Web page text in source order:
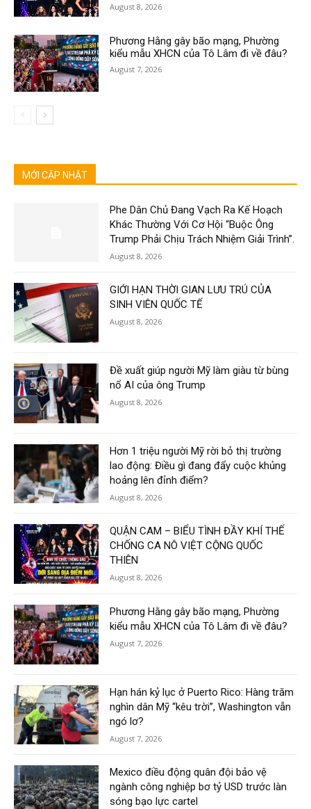
August 8, 2026
Phương Hằng gây bão mạng, Phường
kiểu mẫu XHCN của Tô Lâm đi về đâu?
August 7, 2026
MỚI CẬP NHẬT
Phe Dân Chủ Đang Vạch Ra Kế Hoạch
Khác Thường Với Cơ Hội “Buộc Ông
Trump Phải Chịu Trách Nhiệm Giải Trình”.
August 8, 2026
GIỚI HẠN THỜI GIAN LƯU TRÚ CỦA
SINH VIÊN QUỐC TẾ
August 8, 2026
Đề xuất giúp người Mỹ làm giàu từ bùng
nổ AI của ông Trump
August 8, 2026
Hơn 1 triệu người Mỹ rời bỏ thị trường
lao động: Điều gì đang đẩy cuộc khủng
hoảng lên đỉnh điểm?
August 8, 2026
QUẬN CAM – BIỂU TÌNH ĐẦY KHÍ THẾ
CHỐNG CA NÔ VIỆT CỘNG QUỐC
THIÊN
August 8, 2026
Phương Hằng gây bão mạng, Phường
kiểu mẫu XHCN của Tô Lâm đi về đâu?
August 7, 2026
Hạn hán kỷ lục ở Puerto Rico: Hàng trăm
nghìn dân Mỹ “kêu trời”, Washington vẫn
ngó lơ?
August 7, 2026
Mexico điều động quân đội bảo vệ
ngành công nghiệp bơ tỷ USD trước làn
sóng bạo lực cartel